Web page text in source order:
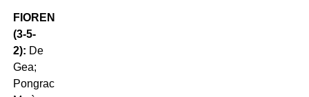
FIORENTINA
(3-5-
2): De
Gea;
Pongracic,